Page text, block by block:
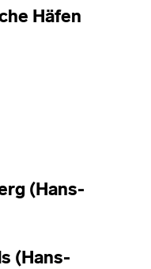
Häfen
(Hans-
(Hans-